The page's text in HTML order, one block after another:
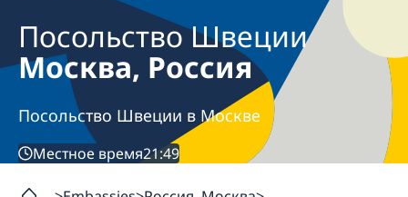
Посольство Швеции
Москва, Россия
Посольство Швеции в Москве
Местное время21:49